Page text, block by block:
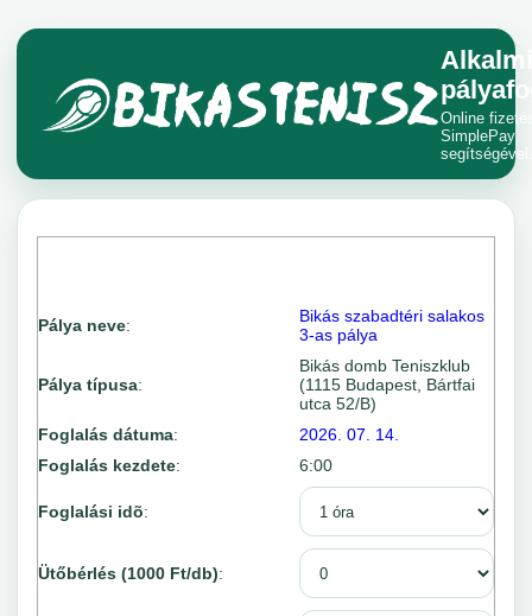
Alkalmi
Online
SimplePay
segítségével.
Pálya neve:
Bikás szabadtéri salakos
3-as pálya
Pálya típusa:
Bikás domb Teniszklub
(1115 Budapest, Bártfai
utca 52/B)
Foglalás dátuma:
2026. 07. 14.
Foglalás kezdete: 6:00
Foglalási idõ:
Ütőbérlés (1000 Ft/db):